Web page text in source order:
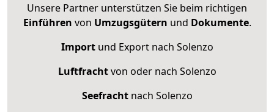
Unsere Partner unterstützen Sie beim richtigen
Einführen von Umzugsgütern und Dokumente.
Importund Export nach Solenzo
Luftfrachtvon oder nach Solenzo
Seefrachtnach Solenzo